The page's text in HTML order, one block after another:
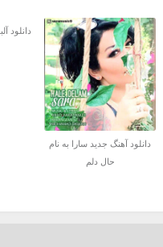
دانلود آهنگ جدید سارا به نام
حال دلم
دانلود